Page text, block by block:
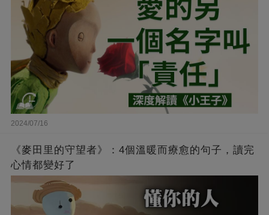
2024/07/16
《麥田里的守望者》：4個溫暖而療愈的句子，讀完
心情都變好了